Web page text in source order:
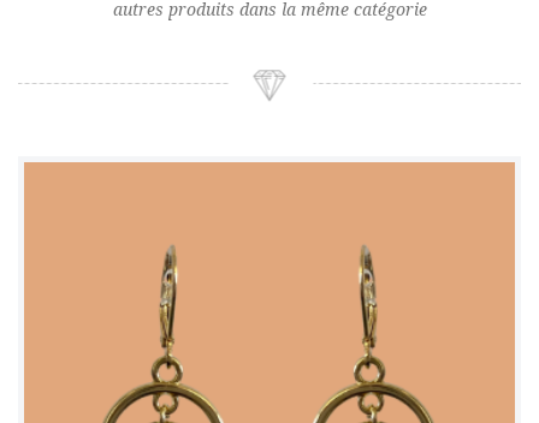
autres produits dans la même catégorie